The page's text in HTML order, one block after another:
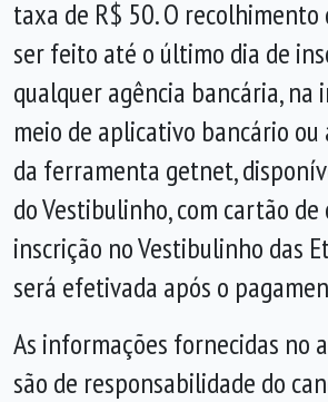
taxa de R$ 50. O
ser feito até o último dia de
qualquer agência bancária,
meio de aplicativo bancário
da ferramenta getnet,
do Vestibulinho, com cartão de
inscrição no Vestibulinho das
será efetivada após o
As informações fornecidas no
são de responsabilidade do